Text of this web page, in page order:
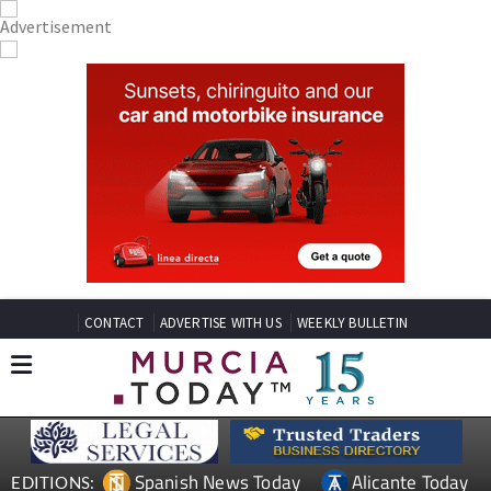
CONTACT ADVERTISE WITH US WEEKLY BULLETIN
EDITIONS: Spanish News Today Alicante Today